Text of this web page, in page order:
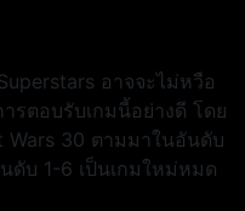
อาจจะไม่หวือ
รตอบรับเกมนี้อย่างดี โดย
Wars 30 ตามมาในอันดับ
ดับ 1-6 เป็นเกมใหม่หมด